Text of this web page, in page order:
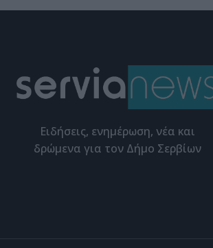
Eιδήσεις, ενημέρωση, νέα και
δρώμενα για τον Δήμο Σερβίων